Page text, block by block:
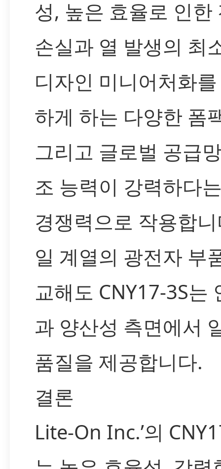
성, 높은 효율로 인한
손실과 열 발생의 최
디자인 미니어처화
하게 하는 다양한 폼
그리고 글로벌 공급
조 능력이 강력하다
경쟁력으로 작용합
일 계열의 광전자 부
교해도 CNY17-3S는
과 양산성 측면에서
품질을 제공합니다.
결론
Lite-On Inc.’의